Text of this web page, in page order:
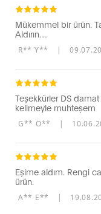
Mükemmel bir ürün.
Aldırın…
R** Y** |
Teşekkürler DS
kelimeyle muhteşem
G** Ö** |
Eşime aldım. Rengi
ürün.
A** E** |